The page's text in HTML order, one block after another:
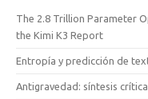
The 2.8 Trillion Parameter
the Kimi K3 Report
Entropía y predicción de
Antigravedad: síntesis